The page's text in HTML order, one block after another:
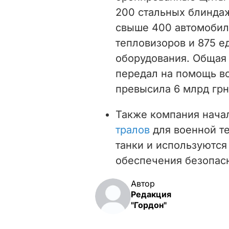
200 стальных
свыше 400
тепловизоров и 875
оборудования.
передал на помощь
превысила 6 млрд
Также компания
тралов для военной
танки и
обеспечения
Автор
Редакция
"Гордон"